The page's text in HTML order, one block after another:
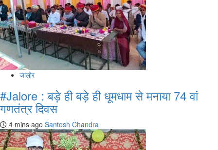
जालोर
#Jalore : बड़े ही बड़े ही धूमधाम से मनाया 74 वां
गणतंत्र दिवस
4 mins ago Santosh Chandra